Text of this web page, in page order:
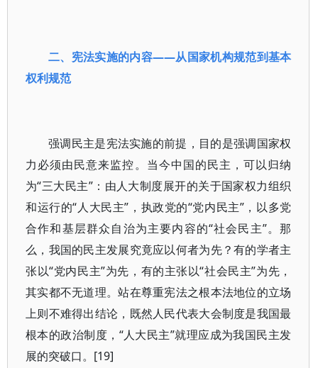
二、宪法实施的内容——从国家机构规范到基本
权利规范
强调民主是宪法实施的前提，目的是强调国家权
力必须由民意来监控。当今中国的民主，可以归纳
为“三大民主”：由人大制度展开的关于国家权力组织
和运行的“人大民主”，执政党的“党内民主”，以多党
合作和基层群众自治为主要内容的“社会民主”。那
么，我国的民主发展究竟应以何者为先？有的学者主
张以“党内民主”为先，有的主张以“社会民主”为先，
其实都不无道理。站在尊重宪法之根本法地位的立场
上则不难得出结论，既然人民代表大会制度是我国最
根本的政治制度，“人大民主”就理应成为我国民主发
展的突破口。[19]